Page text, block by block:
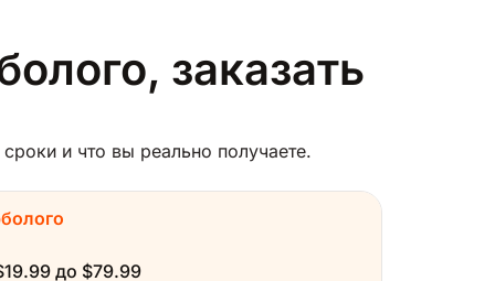
заказать
и что вы реально получаете.
до $79.99